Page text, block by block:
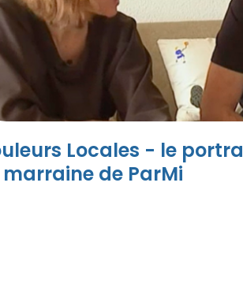
Locales - le
de ParMi